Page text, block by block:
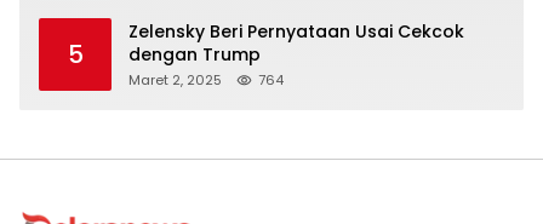
5
Zelensky Beri Pernyataan Usai Cekcok
dengan Trump
Maret 2, 2025 764